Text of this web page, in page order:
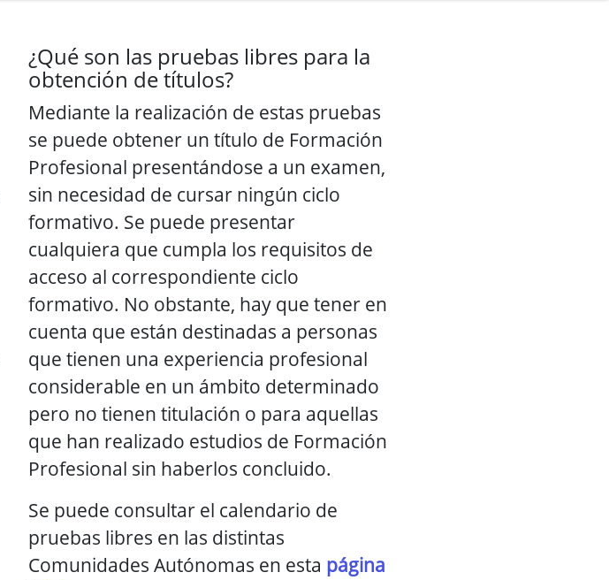
¿Qué son las pruebas libres para la
obtención de títulos?
Mediante la realización de estas pruebas
se puede obtener un título de Formación
Profesional presentándose a un examen,
sin necesidad de cursar ningún ciclo
formativo. Se puede presentar
cualquiera que cumpla los requisitos de
acceso al correspondiente ciclo
formativo. No obstante, hay que tener en
cuenta que están destinadas a personas
que tienen una experiencia profesional
considerable en un ámbito determinado
pero no tienen titulación o para aquellas
que han realizado estudios de Formación
Profesional sin haberlos concluido.
Se puede consultar el calendario de
pruebas libres en las distintas
Comunidades Autónomas en esta página